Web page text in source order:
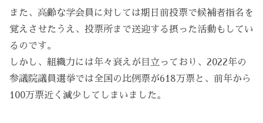
また、高齢な学会員に対しては期日前投票で候補者指名を
覚えさせたうえ、投票所まで送迎する摂った活動もしてい
るのです。
しかし、組織力には年々衰えが目立っており、2022年の
参議院議員選挙では全国の比例票が618万票と、前年から
100万票近く減少してしまいました。